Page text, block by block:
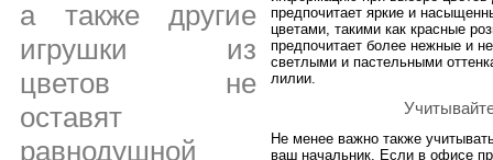
а также другие
игрушки из
цветов не
оставят
равнодушной
предпочитает яркие и
цветами, такими как красные
предпочитает более нежные и
светлыми и пастельными
лилии.
Не менее важно также
ваш начальник. Если в офисе